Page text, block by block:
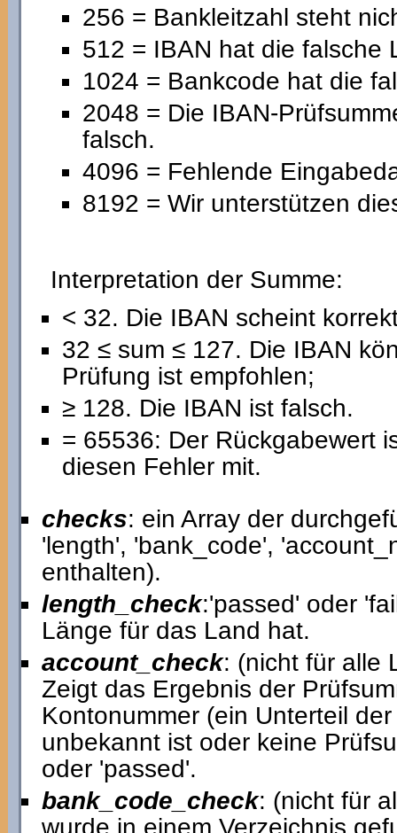
256 = Bankleitzahl steht
512 = IBAN hat die falsche
1024 = Bankcode hat die
2048 = Die IBAN-
falsch.
4096 = Fehlende
8192 = Wir unterstützen
Interpretation der Summe:
< 32. Die IBAN scheint
32 ≤ sum ≤ 127. Die IBAN
Prüfung ist empfohlen;
≥ 128. Die IBAN ist falsch.
= 65536: Der Rückgabewert
diesen Fehler mit.
checks: ein Array der
'length', 'bank_code',
enthalten).
length_check:'passed' oder
Länge für das Land hat.
account_check: (nicht für alle
Zeigt das Ergebnis der
Kontonummer (ein Unterteil
unbekannt ist oder keine
oder 'passed'.
bank_code_check: (nicht für
wurde in einem Verzeichnis